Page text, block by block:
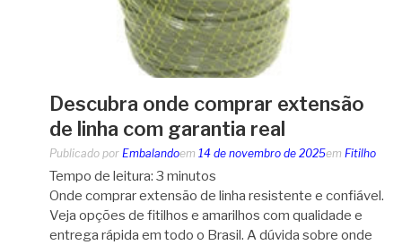
Descubra onde comprar extensão
de linha com garantia real
Publicado por Embalandoem 14 de novembro de 2025em Fitilho
Tempo de leitura: 3 minutos
Onde comprar extensão de linha resistente e confiável.
Veja opções de fitilhos e amarilhos com qualidade e
entrega rápida em todo o Brasil. A dúvida sobre onde